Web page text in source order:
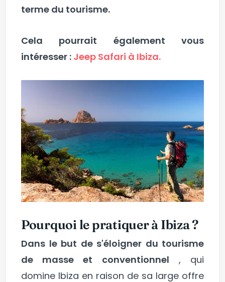
terme du tourisme.
Cela pourrait également vous
intéresser : Jeep Safari à Ibiza.
Pourquoi le pratiquer à Ibiza ?
Dans le but de s'éloigner du tourisme
de masse et conventionnel , qui
domine Ibiza en raison de sa large offre